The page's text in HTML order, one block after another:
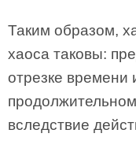
Таким образом,
хаоса таковы:
отрезке времени
вследствие